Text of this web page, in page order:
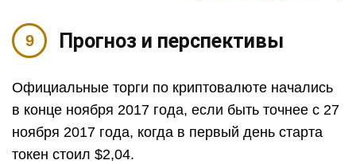
Прогноз и перспективы
Официальные торги по криптовалюте начались
в конце ноября 2017 года, если быть точнее с 27
ноября 2017 года, когда в первый день старта
токен стоил $2,04.